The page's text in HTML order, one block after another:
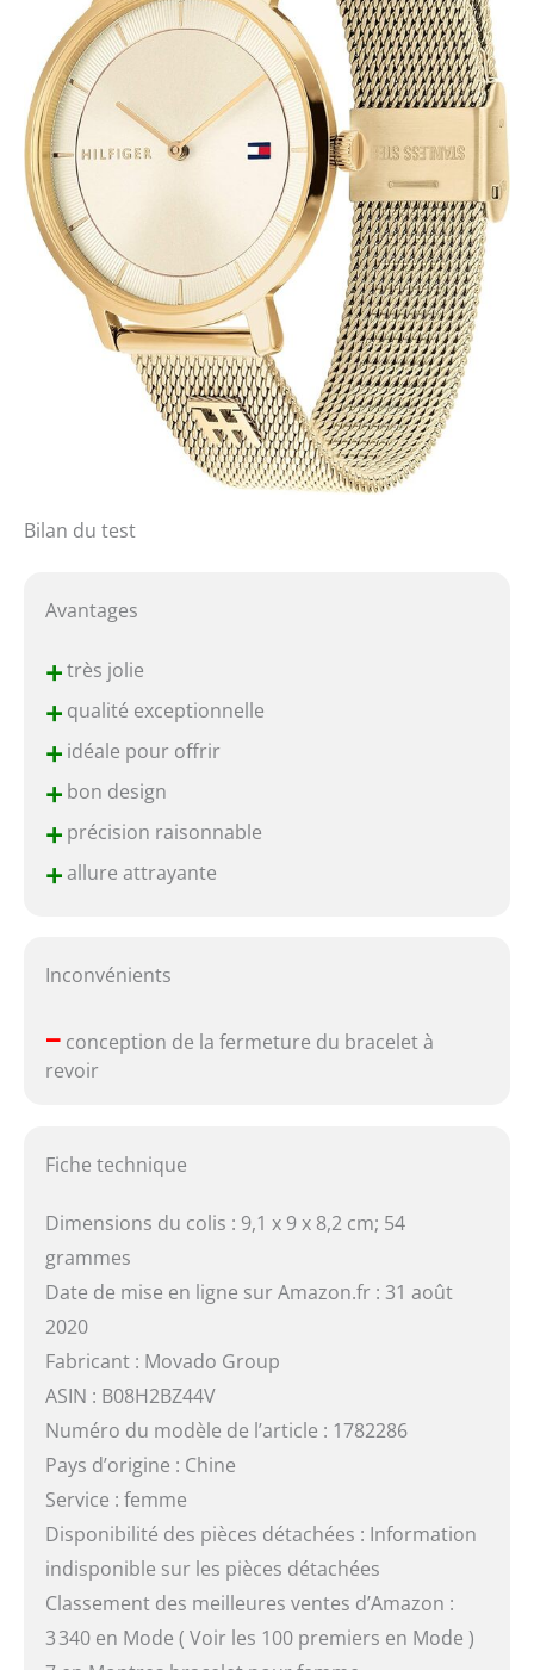
Bilan du test
Avantages
+très jolie
+qualité exceptionnelle
+idéale pour offrir
+bon design
+précision raisonnable
+allure attrayante
Inconvénients
–conception de la fermeture du bracelet à
revoir
Fiche technique
Dimensions du colis : 9,1 x 9 x 8,2 cm; 54
grammes
Date de mise en ligne sur Amazon.fr : 31 août
2020
Fabricant : Movado Group
ASIN : B08H2BZ44V
Numéro du modèle de l’article : 1782286
Pays d’origine : Chine
Service : femme
Disponibilité des pièces détachées : Information
indisponible sur les pièces détachées
Classement des meilleures ventes d’Amazon :
3 340 en Mode ( Voir les 100 premiers en Mode )